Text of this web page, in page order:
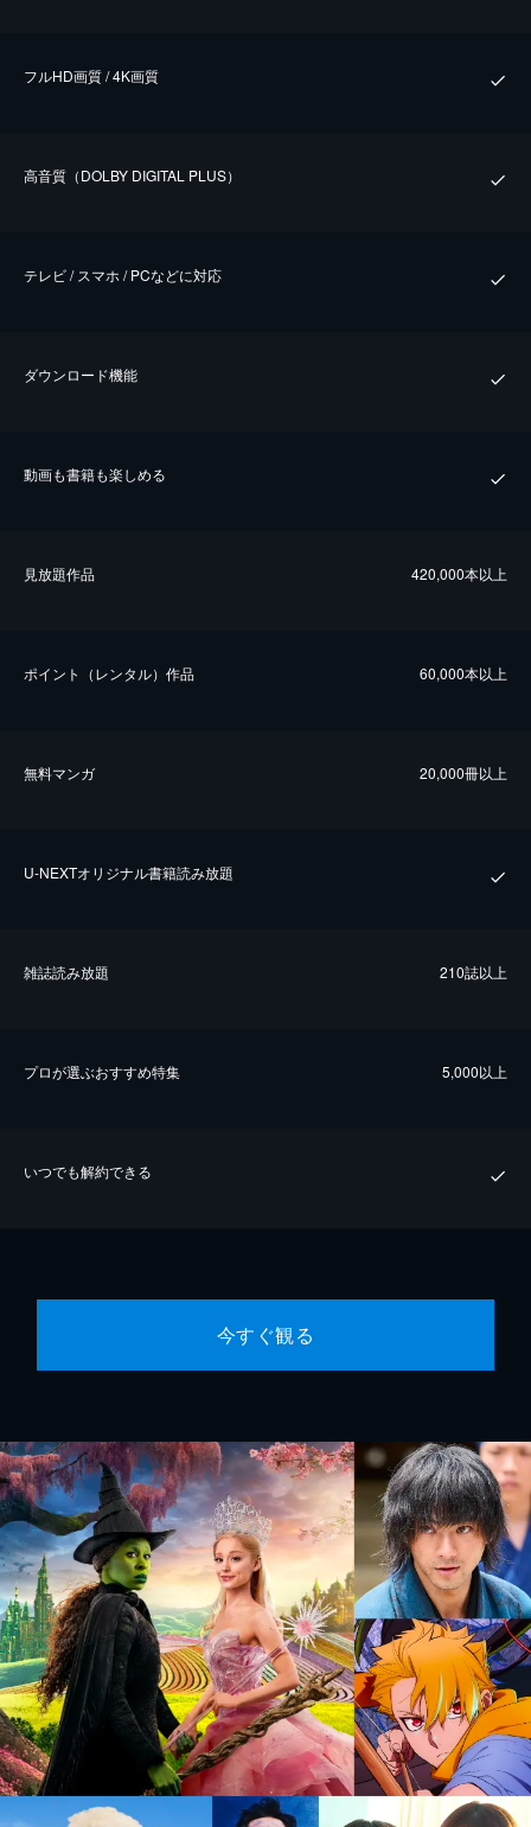
フルHD画質 / 4K画質
⾼⾳質（DOLBY DIGITAL PLUS）
テレビ / スマホ / PCなどに対応
ダウンロード機能
動画も書籍も楽しめる
⾒放題作品 420,000本以上
ポイント（レンタル）作品 60,000本以上
無料マンガ 20,000冊以上
U-NEXTオリジナル書籍読み放題
雑誌読み放題 210誌以上
プロが選ぶおすすめ特集 5,000以上
いつでも解約できる
今すぐ観る